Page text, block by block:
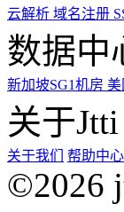
云解析 域名注册
数据中
新加坡SG1机房 美
关于Jtti
关于我们 帮助中心
©2026